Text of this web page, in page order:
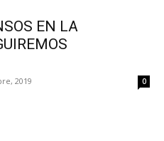
EN LA
2019 0